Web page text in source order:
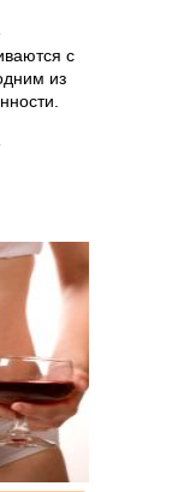
с
из